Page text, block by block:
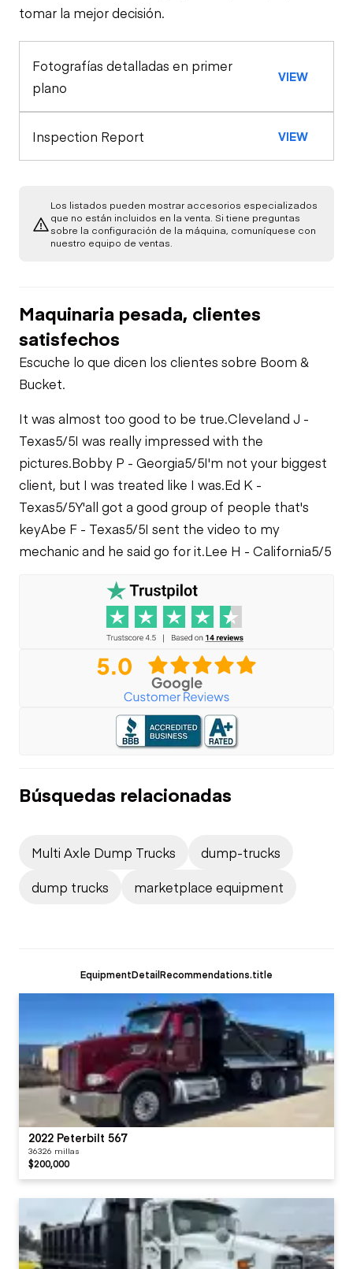
Rear Axle
Rear Axle
Rear Axle
Seat Belts
Horn
Brake Control
Air Conditioner
Limited Function
Check
Configuration
General Appearance
Engine
A/C Compressor
Air Compressor
Oil Leaks
Cooling System
Leaks
Underbody
Power Take Off
Limited Function
Check
tomar la mejor decisión.
Fotografías detalladas en primer
plano
VIEW
Inspection Report VIEW
Los listados pueden mostrar accesorios especializados
que no están incluidos en la venta. Si tiene preguntas
sobre la configuración de la máquina, comuníquese con
nuestro equipo de ventas.
Maquinaria pesada, clientes
satisfechos
Escuche lo que dicen los clientes sobre Boom &
Bucket.
It was almost too good to be true.Cleveland J -
Texas5/5I was really impressed with the
pictures.Bobby P - Georgia5/5I'm not your biggest
client, but I was treated like I was.Ed K -
Texas5/5Y'all got a good group of people that's
keyAbe F - Texas5/5I sent the video to my
mechanic and he said go for it.Lee H - California5/5
Búsquedas relacionadas
Multi Axle Dump Trucks
dump-trucks
dump trucks
marketplace equipment
EquipmentDetailRecommendations.title
2022 Peterbilt 567
36326 millas
$200,000